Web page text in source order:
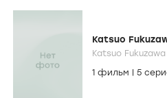
Katsuo
Katsuo Fukuzawa
1 фильм
5